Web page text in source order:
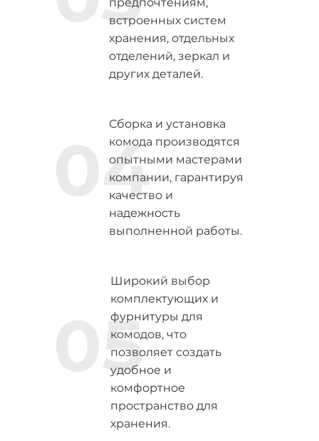
встроенных систем
хранения, отдельных
отделений, зеркал и
других деталей.
Сборка и установка
комода производятся
опытными мастерами
компании, гарантируя
качество и
надежность
выполненной работы.
Широкий выбор
комплектующих и
фурнитуры для
комодов, что
позволяет создать
удобное и
комфортное
пространство для
хранения.
04
05